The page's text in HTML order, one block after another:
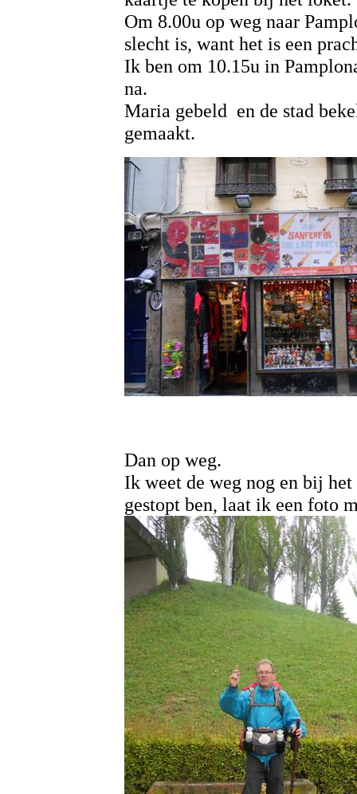
Om 8.00u op weg naar
slecht is, want het is een
Ik ben om 10.15u in
na.
Maria gebeld en de stad
gemaakt.
Dan op weg.
Ik weet de weg nog en bij
gestopt ben, laat ik een foto